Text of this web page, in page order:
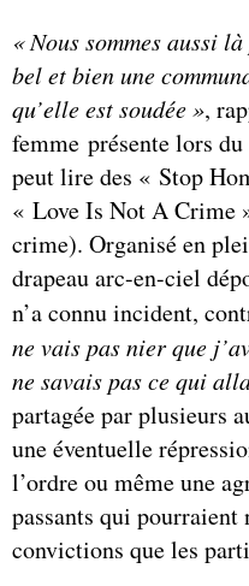
« Nous sommes aussi
bel et bien une
qu’elle est soudée »,
femme présente lors
peut lire des « Stop
« Love Is Not A Crime
crime). Organisé en
drapeau arc-en-ciel
n’a connu incident,
ne vais pas nier que
ne savais pas ce qui
partagée par plusieurs
une éventuelle
l’ordre ou même une
passants qui pourraient
convictions que les